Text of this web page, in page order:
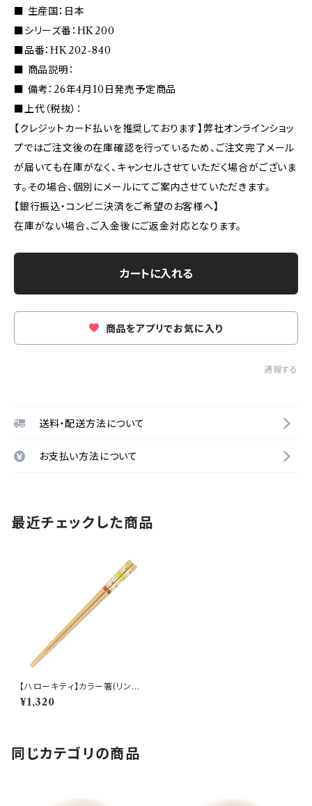
■ 生産国：日本
■シリーズ番：HK200
■品番：HK202-840
■ 商品説明：
■ 備考：26年4月10日発売予定商品
■上代（税抜）：
【クレジットカード払いを推奨しております】弊社オンラインショッ
プではご注文後の在庫確認を行っているため、ご注文完了メール
が届いても在庫がなく、キャンセルさせていただく場合がございま
す。その場合、個別にメールにてご案内させていただきます。
【銀行振込・コンビニ決済をご希望のお客様へ】
在庫がない場合、ご入金後にご返金対応となります。
カートに入れる
商品をアプリでお気に入り
通報する
送料・配送方法について
お支払い方法について
最近チェックした商品
【ハローキティ】カラー箸(リンゴ)
【HK200】HK202-840
¥1,320
同じカテゴリの商品